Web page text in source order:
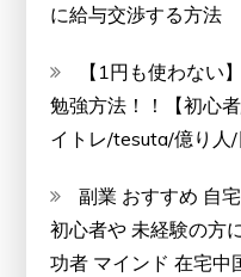
に給与交渉する方法
【1円も使わない
勉強方法！！【初心
イトレ/tesuta/億り人/
副業 おすすめ 自
初心者や 未経験の方
功者 マインド 在宅中